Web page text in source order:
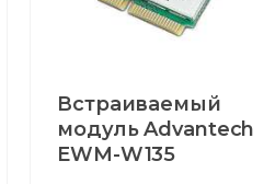
Встраиваемый
модуль Advantech
EWM-W135